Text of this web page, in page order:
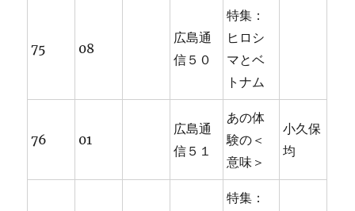
75 08
広島通
信５０
特集：
ヒロシ
マとベ
トナム
76 01
広島通
信５１
あの体
験の＜
意味＞
小久保
均
特集：